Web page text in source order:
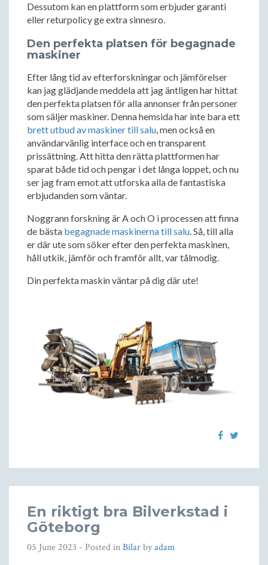
Dessutom kan en plattform som erbjuder garanti
eller returpolicy ge extra sinnesro.
Den perfekta platsen för begagnade
maskiner
Efter lång tid av efterforskningar och jämförelser
kan jag glädjande meddela att jag äntligen har hittat
den perfekta platsen för alla annonser från personer
som säljer maskiner. Denna hemsida har inte bara ett
brett utbud av maskiner till salu, men också en
användarvänlig interface och en transparent
prissättning. Att hitta den rätta plattformen har
sparat både tid och pengar i det långa loppet, och nu
ser jag fram emot att utforska alla de fantastiska
erbjudanden som väntar.
Noggrann forskning är A och O i processen att finna
de bästa begagnade maskinerna till salu. Så, till alla
er där ute som söker efter den perfekta maskinen,
håll utkik, jämför och framför allt, var tålmodig.
Din perfekta maskin väntar på dig där ute!
En riktigt bra Bilverkstad i
Göteborg
05 June 2023 - Posted inBilarbyadam